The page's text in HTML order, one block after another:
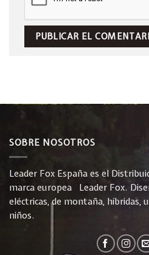
SOBRE NOSOTROS
Leader Fox España es el
marca europea Leader Fox.
eléctricas, de montaña, híbridas,
niños.